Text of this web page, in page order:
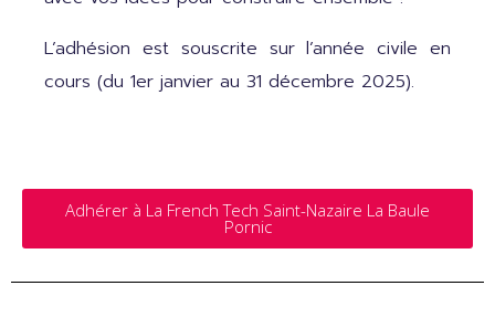
L’adhésion est souscrite sur l’année civile en
cours (du 1er janvier au 31 décembre 2025).
Adhérer à La French Tech Saint-Nazaire La Baule
Pornic